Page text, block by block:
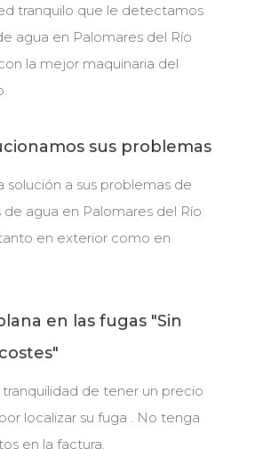
tranquilo que le detectamos
agua en Palomares del Río
la mejor maquinaria del
sus problemas
solución a sus problemas de
de agua en Palomares del Río
en exterior como en
en las fugas "Sin
tranquilidad de tener un precio
localizar su fuga . No tenga
en la factura.